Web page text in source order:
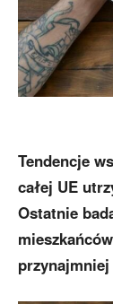
Tendencje
całej UE
Ostatnie